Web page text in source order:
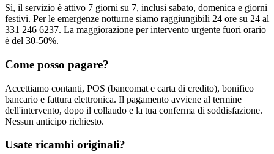
Sì, il servizio è attivo 7 giorni su 7, inclusi sabato, domenica e giorni
festivi. Per le emergenze notturne siamo raggiungibili 24 ore su 24 al
331 246 6237. La maggiorazione per intervento urgente fuori orario
è del 30-50%.
Come posso pagare?
Accettiamo contanti, POS (bancomat e carta di credito), bonifico
bancario e fattura elettronica. Il pagamento avviene al termine
dell'intervento, dopo il collaudo e la tua conferma di soddisfazione.
Nessun anticipo richiesto.
Usate ricambi originali?